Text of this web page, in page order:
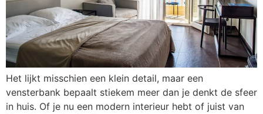
Het lijkt misschien een klein detail, maar een
vensterbank bepaalt stiekem meer dan je denkt de sfeer
in huis. Of je nu een modern interieur hebt of juist van